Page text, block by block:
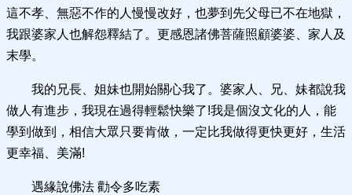
這不孝、無惡不作的人慢慢改好，也夢到先父母已不在地獄，
我跟婆家人也解怨釋結了。更感恩諸佛菩薩照顧婆婆、家人及
末學。
我的兄長、姐妹也開始關心我了。婆家人、兄、妹都說我
做人有進步，我現在過得輕鬆快樂了!我是個沒文化的人，能
學到做到，相信大眾只要肯做，一定比我做得更快更好，生活
更幸福、美滿!
遇緣說佛法 勸令多吃素